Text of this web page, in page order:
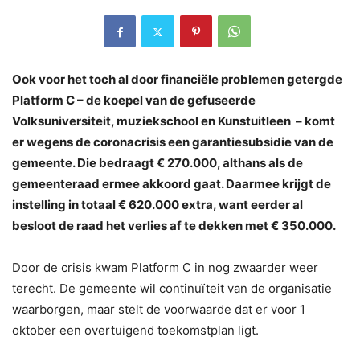
Ook voor het toch al door financiële problemen getergde
Platform C – de koepel van de gefuseerde
Volksuniversiteit, muziekschool en Kunstuitleen – komt
er wegens de coronacrisis een garantiesubsidie van de
gemeente. Die bedraagt € 270.000, althans als de
gemeenteraad ermee akkoord gaat. Daarmee krijgt de
instelling in totaal € 620.000 extra, want eerder al
besloot de raad het verlies af te dekken met € 350.000.
Door de crisis kwam Platform C in nog zwaarder weer
terecht. De gemeente wil continuïteit van de organisatie
waarborgen, maar stelt de voorwaarde dat er voor 1
oktober een overtuigend toekomstplan ligt.